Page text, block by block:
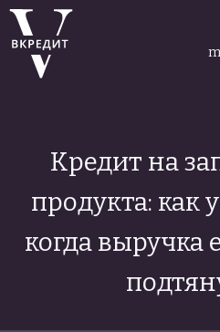
Кредит на
продукта: как
когда выручка